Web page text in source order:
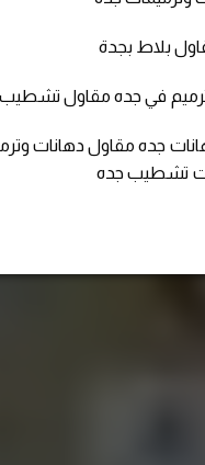
بلاط بجدة
في جده مقاول
جده مقاول دهانات
تشطيب جده